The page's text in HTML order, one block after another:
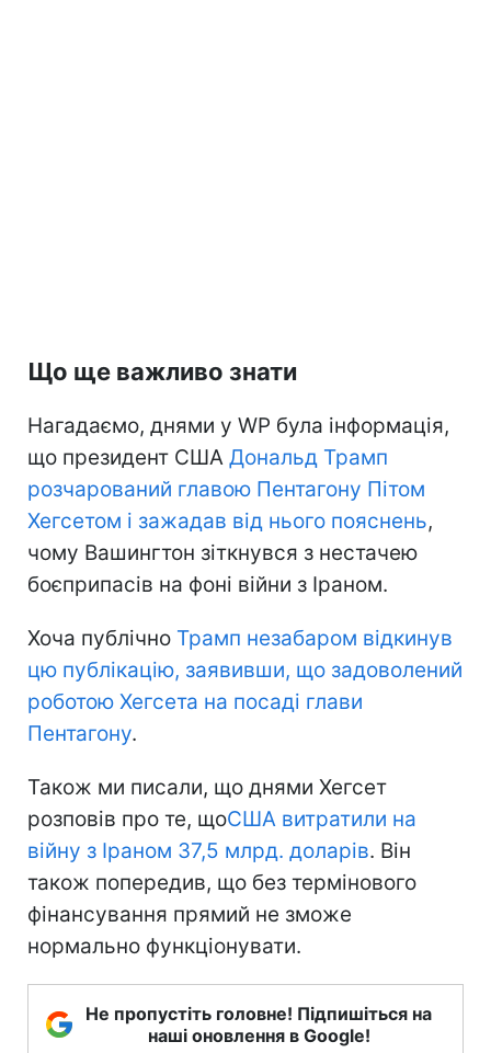
Що ще важливо знати
Нагадаємо, днями у WP була інформація,
що президент США Дональд Трамп
розчарований главою Пентагону Пітом
Хегсетом і зажадав від нього пояснень,
чому Вашингтон зіткнувся з нестачею
боєприпасів на фоні війни з Іраном.
Хоча публічно Трамп незабаром відкинув
цю публікацію, заявивши, що задоволений
роботою Хегсета на посаді глави
Пентагону.
Також ми писали, що днями Хегсет
розповів про те, щоСША витратили на
війну з Іраном 37,5 млрд. доларів. Він
також попередив, що без термінового
фінансування прямий не зможе
нормально функціонувати.
Не пропустіть головне! Підпишіться на
наші оновлення в Google!